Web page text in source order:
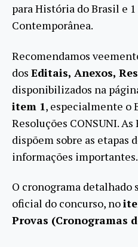
para História do Brasil e
Contemporânea.
Recomendamos
dos Editais, Anexos,
disponibilizados na
item 1, especialmente o
Resoluções CONSUNI. As
dispõem sobre as etapas
informações importantes.
O cronograma detalhado
oficial do concurso, no
Provas (Cronogramas